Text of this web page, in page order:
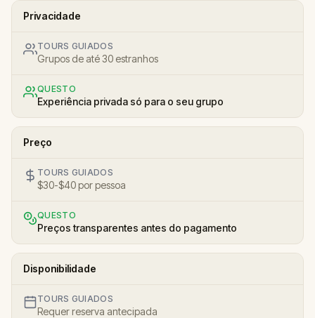
Privacidade
TOURS GUIADOS
Grupos de até 30 estranhos
QUESTO
Experiência privada só para o seu grupo
Preço
TOURS GUIADOS
$30-$40 por pessoa
QUESTO
Preços transparentes antes do pagamento
Disponibilidade
TOURS GUIADOS
Requer reserva antecipada